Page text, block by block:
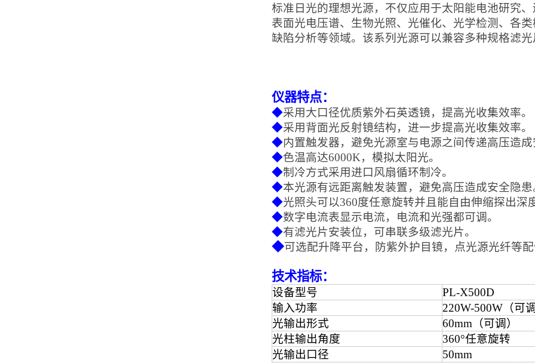
标准日光的理想光源，不仅应用于太阳能电池研究、
表面光电压谱、生物光照、光催化、光学检测、各
缺陷分析等领域。该系列光源可以兼容多种规格滤光
仪器特点：
◆采用大口径优质紫外石英透镜，提高光收集效率。
◆采用背面光反射镜结构，进一步提高光收集效率。
◆内置触发器，避免光源室与电源之间传递高压造成
◆色温高达6000K，模拟太阳光。
◆制冷方式采用进口 风扇循环制冷。
◆本光源有远距离触发装置，避免高压造成安全隐患
◆光照头可以360度任意旋转并且能自由伸缩探出深
◆数字电流表显示电流，电流和光强都可调。
◆有滤光片安装位，可串联多级滤光片。
◆可选配升降平台，防紫外护目镜，点光源光纤等配
技术指标：
设备型号
PL-X500D
输入功率
220W-500W（可调
光输出形式
60mm（可调）
光柱输出角度
360°任意旋转
光输出口径
50mm